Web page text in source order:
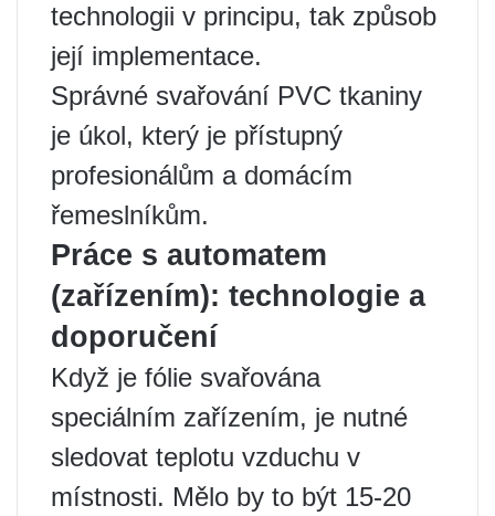
technologii v principu, tak způsob
její implementace.
Správné svařování PVC tkaniny
je úkol, který je přístupný
profesionálům a domácím
řemeslníkům.
Práce s automatem
(zařízením): technologie a
doporučení
Když je fólie svařována
speciálním zařízením, je nutné
sledovat teplotu vzduchu v
místnosti. Mělo by to být 15-20